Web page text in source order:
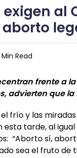
al
Read
frente a
advierten que
frío y las
esta tarde, al
“Aborto sí,
sea el fruto de